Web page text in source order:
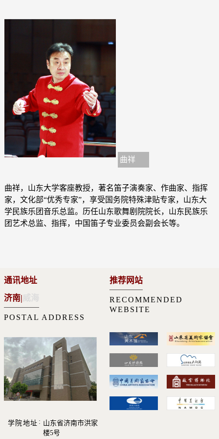
曲祥
曲祥，山东大学客座教授，著名笛子演奏家、作曲家、指挥
家，文化部“优秀专家”，享受国务院特殊津贴专家，山东大
学民族乐团音乐总监。历任山东歌舞剧院院长，山东民族乐
团艺术总监、指挥，中国笛子专业委员会副会长等。
通讯地址
济南|
POSTAL ADDRESS
学院地址
山东省济南市洪家
楼5号
推荐网站
RECOMMENDED
WEBSITE